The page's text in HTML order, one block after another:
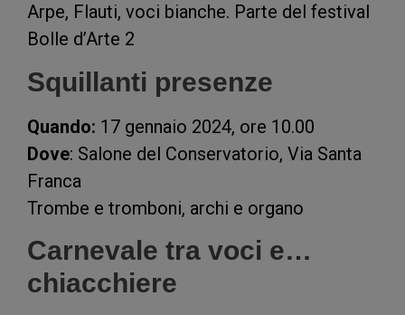
Arpe, Flauti, voci bianche. Parte del festival
Bolle d’Arte 2
Squillanti presenze
Quando: 17 gennaio 2024, ore 10.00
Dove: Salone del Conservatorio, Via Santa
Franca
Trombe e tromboni, archi e organo
Carnevale tra voci e…
chiacchiere